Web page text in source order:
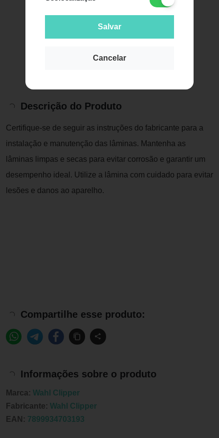
Salvar
Cancelar
Descrição do Produto
Certifique-se de seguir as instruções do fabricante para a
instalação e manutenção das lâminas. Mantenha as
lâminas limpas e secas para evitar corrosão e garantir um
desempenho ideal. Utilize a lâmina com cuidado para evitar
lesões e danos ao aparelho.
Compartilhe esse produto:
Informações sobre o produto
Marca: Wahl Clipper
Fabricante: Wahl Clipper
EAN: 7899934703193